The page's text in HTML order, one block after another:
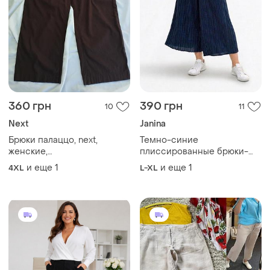
360 грн 10
Next
Брюки палаццо, next,
женские,
молодежные,базовые,
большой размер 4xl -5xl,
спине резинка, шоколад 🍫,
лето, осень, бангладешь.
4XL и еще 1
390 грн 11
Janina
Темно-синие
плиссированные брюки-
кюлоты, janina
L-XL и еще 1